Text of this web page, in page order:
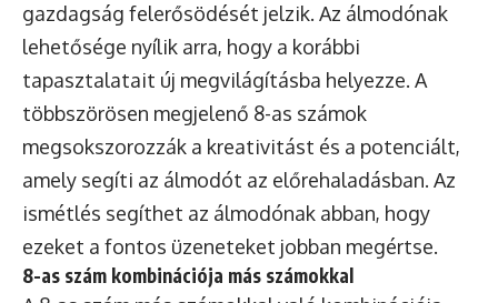
gazdagság felerősödését jelzik. Az álmodónak
lehetősége nyílik arra, hogy a korábbi
tapasztalatait új megvilágításba helyezze. A
többszörösen megjelenő 8-as számok
megsokszorozzák a kreativitást és a potenciált,
amely segíti az álmodót az előrehaladásban. Az
ismétlés segíthet az álmodónak abban, hogy
ezeket a fontos üzeneteket jobban megértse.
8-as szám kombinációja más számokkal